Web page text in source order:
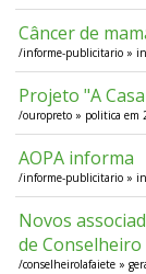
Câncer de
/informe-publicitario »
Projeto "A
/ouropreto » politica em
AOPA informa
/informe-publicitario »
Novos
de
/conselheirolafaiete »